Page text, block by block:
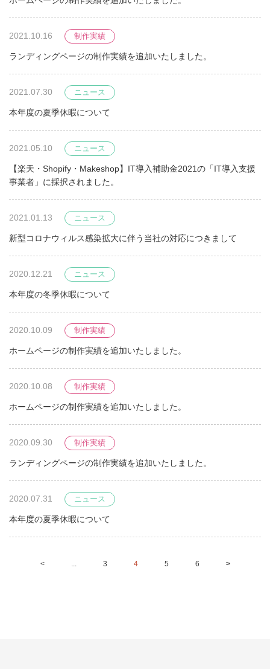
2021.10.16 制作実績
ランディングページの制作実績を追加いたしました。
2021.07.30 ニュース
本年度の夏季休暇について
2021.05.10 ニュース
【楽天・Shopify・Makeshop】IT導入補助金2021の「IT導入支援
事業者」に採択されました。
2021.01.13 ニュース
新型コロナウィルス感染拡大に伴う当社の対応につきまして
2020.12.21 ニュース
本年度の冬季休暇について
2020.10.09 制作実績
ホームページの制作実績を追加いたしました。
2020.10.08 制作実績
ホームページの制作実績を追加いたしました。
2020.09.30 制作実績
ランディングページの制作実績を追加いたしました。
2020.07.31 ニュース
本年度の夏季休暇について
< ... 3 4 5 6 >